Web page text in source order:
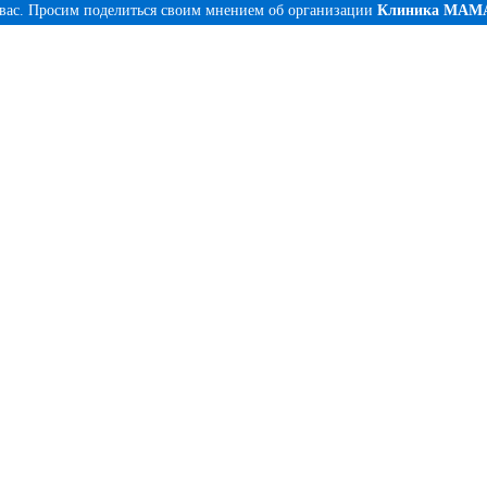
Просим поделиться своим мнением об организации Клиника